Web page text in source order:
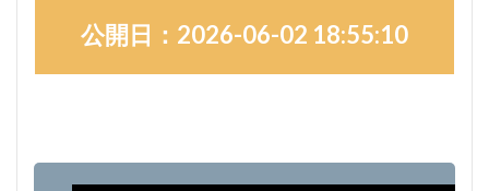
公開日：2026-06-02 18:55:10